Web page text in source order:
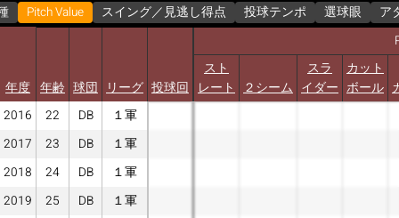
Pitch Value スイング／見逃し得点 投球テンポ 選球眼
ア
年度 年齢 球団 リーグ 投球回
スト
レート ２シーム
スラ
イダー
カット
ボール
2016
22 DB
１軍
2017
23 DB
１軍
2018
24 DB
１軍
2019
25 DB
１軍